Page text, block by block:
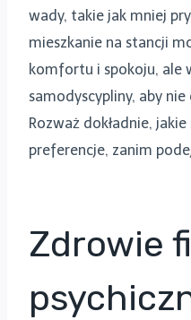
wady, takie jak mniej
mieszkanie na stancji
komfortu i spokoju, ale
samodyscypliny, aby
Rozważ dokładnie,
preferencje, zanim
Zdrowie